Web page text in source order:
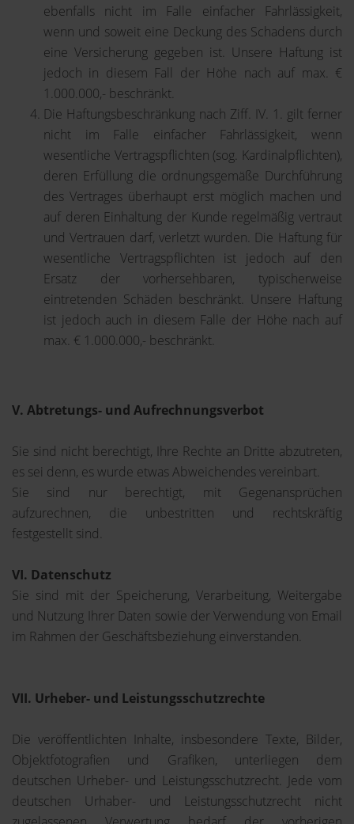
ebenfalls nicht im Falle einfacher Fahrlässigkeit,
wenn und soweit eine Deckung des Schadens durch
eine Versicherung gegeben ist. Unsere Haftung ist
jedoch in diesem Fall der Höhe nach auf max. €
1.000.000,- beschränkt.
Die Haftungsbeschränkung nach Ziff. IV. 1. gilt ferner
nicht im Falle einfacher Fahrlässigkeit, wenn
wesentliche Vertragspflichten (sog. Kardinalpflichten),
deren Erfüllung die ordnungsgemäße Durchführung
des Vertrages überhaupt erst möglich machen und
auf deren Einhaltung der Kunde regelmäßig vertraut
und Vertrauen darf, verletzt wurden. Die Haftung für
wesentliche Vertragspflichten ist jedoch auf den
Ersatz der vorhersehbaren, typischerweise
eintretenden Schäden beschränkt. Unsere Haftung
ist jedoch auch in diesem Falle der Höhe nach auf
max. € 1.000.000,- beschränkt.
V. Abtretungs- und Aufrechnungsverbot
Sie sind nicht berechtigt, Ihre Rechte an Dritte abzutreten,
es sei denn, es wurde etwas Abweichendes vereinbart.
Sie sind nur berechtigt, mit Gegenansprüchen
aufzurechnen, die unbestritten und rechtskräftig
festgestellt sind.
VI. Datenschutz
Sie sind mit der Speicherung, Verarbeitung, Weitergabe
und Nutzung Ihrer Daten sowie der Verwendung von Email
im Rahmen der Geschäftsbeziehung einverstanden.
VII. Urheber- und Leistungsschutzrechte
Die veröffentlichten Inhalte, insbesondere Texte, Bilder,
Objektfotografien und Grafiken, unterliegen dem
deutschen Urheber- und Leistungsschutzrecht. Jede vom
deutschen Urhaber- und Leistungsschutzrecht nicht